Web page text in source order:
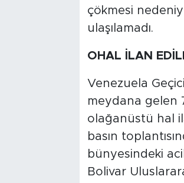
çökmesi
ulaşılamadı.
OHAL İLAN
Venezuela
meydana gelen
olağanüstü hal
basın
bünyesindeki
Bolivar